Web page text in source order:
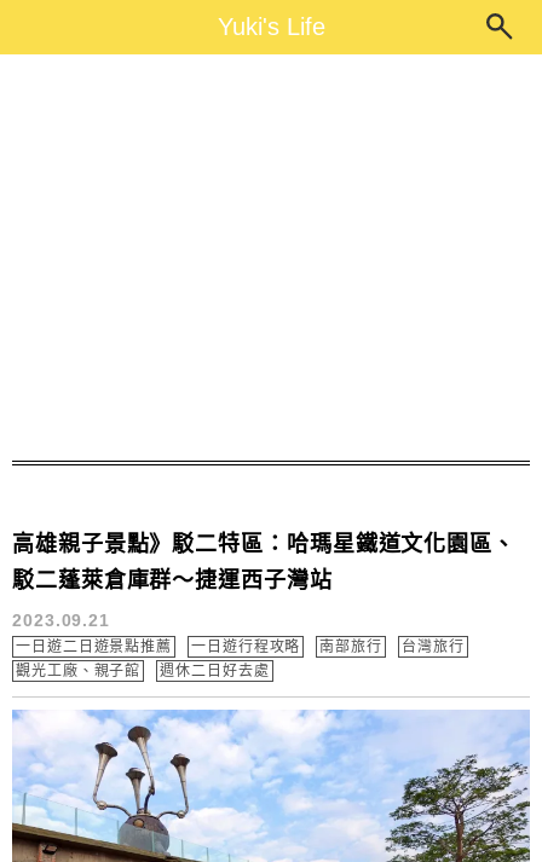
Yuki's LifeYuki's Life
高雄親子景點》駁二特區：哈瑪星鐵道文化園區、
駁二蓬萊倉庫群～捷運西子灣站
2023.09.21
一日遊二日遊景點推薦 一日遊行程攻略 南部旅行
台灣旅行
觀光工廠、親子館
週休二日好去處